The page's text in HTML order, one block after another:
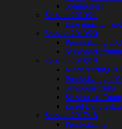
Sommerfest
Session 2020/21
Eine gänzlich
Session 2019/20
Prunksitzung
Session 2018/19
Kindersitzung
Prunksitzung
Seniorensitzung
Zissel
Session 2017/18
Prunksitzung